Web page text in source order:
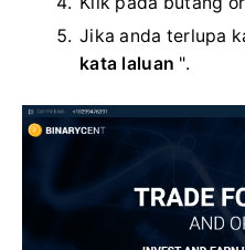
Jika anda terlupa
kata laluan ".